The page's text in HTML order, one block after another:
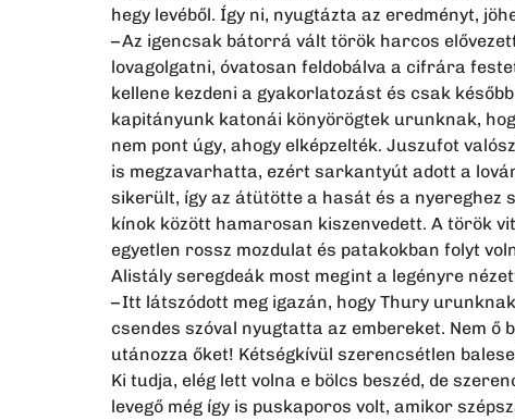
hegy levéből. Így ni, nyugtázta az eredményt,
– Az igencsak bátorrá vált török harcos
lovagolgatni, óvatosan feldobálva a cifrára
kellene kezdeni a gyakorlatozást és csak
kapitányunk katonái könyörögtek urunknak,
nem pont úgy, ahogy elképzelték. Juszufot
is megzavarhatta, ezért sarkantyút adott a
sikerült, így az átütötte a hasát és a nyereghez
kínok között hamarosan kiszenvedett. A török
egyetlen rossz mozdulat és patakokban folyt
Alistály seregdeák most megint a legényre
– Itt látszódott meg igazán, hogy Thury
csendes szóval nyugtatta az embereket. Nem
utánozza őket! Kétségkívül szerencsétlen
Ki tudja, elég lett volna e bölcs beszéd, de
levegő még így is puskaporos volt, amikor